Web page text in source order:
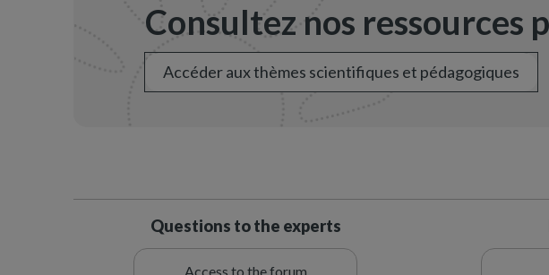
Consultez nos ressources
Accéder aux thèmes scientifiques et pédagogiques
Questions to the experts
Access to the forum